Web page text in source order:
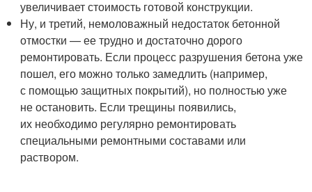
увеличивает стоимость готовой конструкции.
Ну, и третий, немоловажный недостаток бетонной
отмостки — ее трудно и достаточно дорого
ремонтировать. Если процесс разрушения бетона уже
пошел, его можно только замедлить (например,
с помощью защитных покрытий), но полностью уже
не остановить. Если трещины появились,
их необходимо регулярно ремонтировать
специальными ремонтными составами или
раствором.